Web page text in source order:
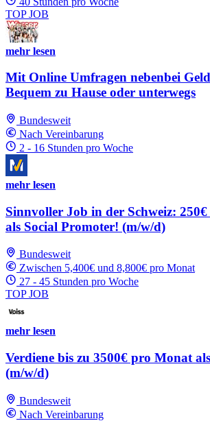
TOP JOB
mehr lesen
Mit Online Umfragen nebenbei
Bequem zu Hause oder unterwegs
Bundesweit
Nach Vereinbarung
2 - 16 Stunden pro Woche
mehr lesen
Sinnvoller Job in der Schweiz:
als Social Promoter! (m/w/d)
Bundesweit
Zwischen 5,400€ und 8,800€ pro Monat
27 - 45 Stunden pro Woche
TOP JOB
mehr lesen
Verdiene bis zu 3500€ pro Monat
(m/w/d)
Bundesweit
Nach Vereinbarung